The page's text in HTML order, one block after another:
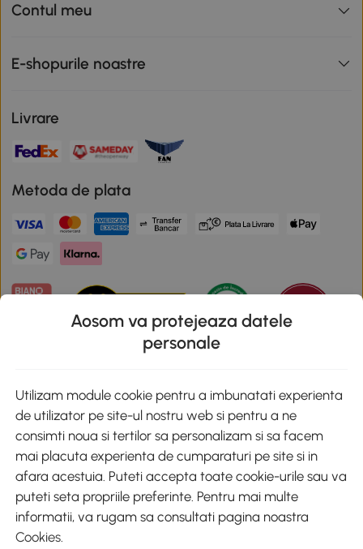
Contul meu
E-shopurile noastre
Livrare
Metoda de plata
Descarca aplicatia Aosom
Google Play
+40 312294730 clienti@aosom.ro
Romania, Bucureşti Sectorul 2, Str. Barbu Paris Mumuleanu, Nr. 30-
Aosom va protejeaza datele
personale
Utilizam module cookie pentru a imbunatati experienta
de utilizator pe site-ul nostru web si pentru a ne
consimti noua si tertilor sa personalizam si sa facem
mai placuta experienta de cumparaturi pe site si in
afara acestuia. Puteti accepta toate cookie-urile sau va
puteti seta propriile preferinte. Pentru mai multe
informatii, va rugam sa consultati pagina noastra
Cookies.